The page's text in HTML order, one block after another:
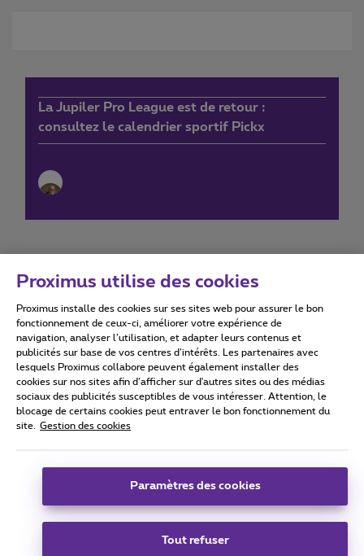
La Jupiler Pro League est de retour :
consultez le calendrier sportif Pickx
Conditions d'utilisation Accessibility statement
Tous droits réservés. © 2026 Proximus
Conditions générales, info consommateur
Coordonnées de l’entreprise
Boulevard du Roi Albert II 27 - B-1030 Bruxelles.
Proximus utilise des cookies
Proximus installe des cookies sur ses sites web pour assurer le bon
fonctionnement de ceux-ci, améliorer votre expérience de
navigation, analyser l’utilisation, et adapter leurs contenus et
publicités sur base de vos centres d’intérêts. Les partenaires avec
lesquels Proximus collabore peuvent également installer des
cookies sur nos sites afin d’afficher sur d'autres sites ou des médias
sociaux des publicités susceptibles de vous intéresser. Attention, le
blocage de certains cookies peut entraver le bon fonctionnement du
site.
Gestion des cookies
Paramètres des cookies
Tout refuser